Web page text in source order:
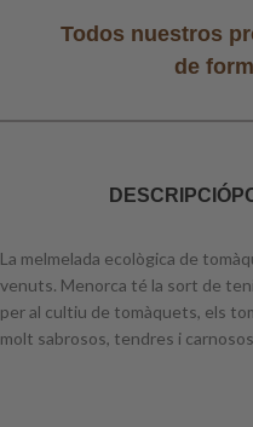
Todos nuestros
de
DESCRIPCIÓ
La melmelada ecològica de
venuts. Menorca té la sort de
per al cultiu de tomàquets, els
molt sabrosos, tendres i